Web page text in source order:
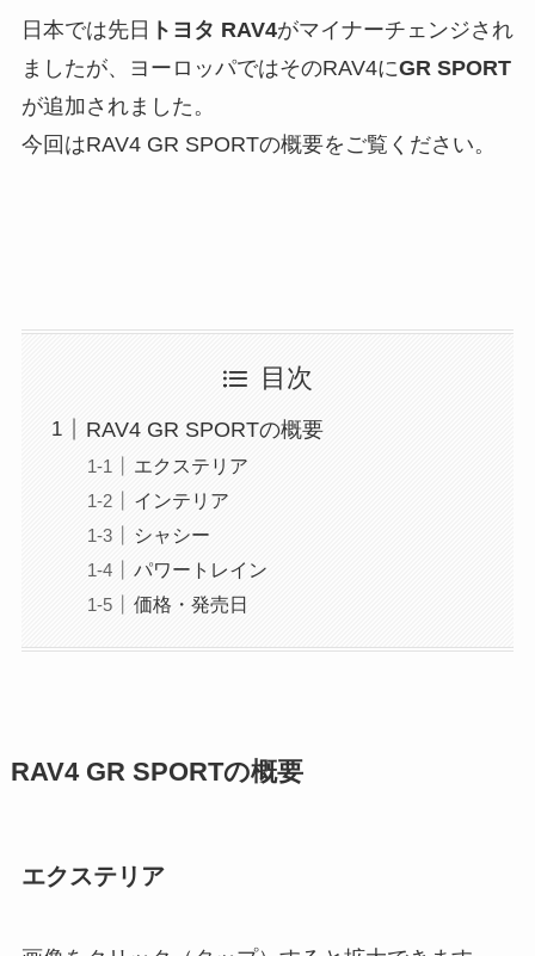
日本では先日 トヨタ RAV4がマイナーチェンジされ
ましたが、ヨーロッパではそのRAV4にGR SPORT
が追加されました。
今回はRAV4 GR SPORTの概要をご覧ください。
目次
RAV4 GR SPORTの概要
エクステリア
インテリア
シャシー
パワートレイン
価格・発売日
RAV4 GR SPORTの概要
エクステリア